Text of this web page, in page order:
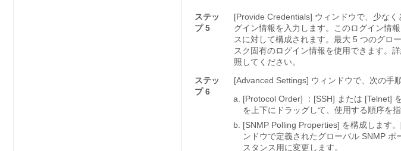
ステッ
プ 5
[Provide Credentials] ウィンドウで、少な
グイン情報を入力します。このログイン情報
スに対して構成されます。最大 5 つのグロ
スク固有のログイン情報を使用できます。詳
照してください。
ステッ
プ 6
[Advanced Settings] ウィンドウで、次の手
[Protocol Order]
：[SSH] または [Telnet]
を上下にドラッグして、使用する順序を指
[SNMP Polling Properties] を構成します。
ンドウで定義されたグローバル SNMP
スタンス用に変更します。